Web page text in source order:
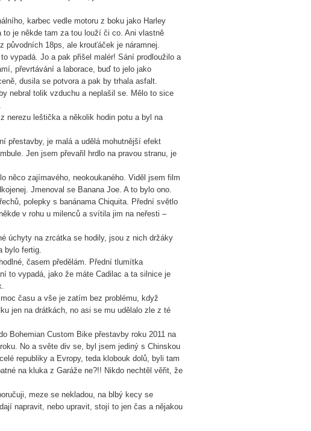
karbec vedle motoru z boku jako Harley
je někde tam za tou louží či co. Ani vlastně
původních 18ps, ale krouťáček je náramnej.
vypadá. Jo a pak přišel malér! Sání prodloužilo a
převrtávání a laborace, buď to jelo jako
dusila se potvora a pak by trhala asfalt.
nebral tolik vzduchu a neplašil se. Mělo to sice
nerezu leštička a několik hodin potu a byl na
přestavby, je malá a udělá mohutnější efekt
Jen jsem převařil hrdlo na pravou stranu, je
něco zajímavého, neokoukaného. Viděl jsem film
Jmenoval se Banana Joe. A to bylo ono.
polepky s banánama Chiquita. Přední světlo
v rohu u milenců a svítila jim na neřesti –
úchyty na zrcátka se hodily, jsou z nich držáky
bylo fertig.
časem předělám. Přední tlumítka
to vypadá, jako že máte Cadilac a ta silnice je
času a vše je zatím bez problému, když
jen na drátkách, no asi se mu udělalo zle z té
Bohemian Custom Bike přestavby roku 2011 na
No a světe div se, byl jsem jediný s Chinskou
republiky a Evropy, teda klobouk dolů, byli tam
na kluka z Garáže ne?!! Nikdo nechtěl věřit, že
meze se nekladou, na blbý kecy se
napravit, nebo upravit, stojí to jen čas a nějakou